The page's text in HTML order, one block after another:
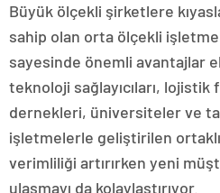
Büyük ölçekli şirketlere
sahip olan orta ölçekli
sayesinde önemli avantajlar
teknoloji sağlayıcıları,
dernekleri, üniversiteler ve
işletmelerle geliştirilen
verimliliği artırırken yeni
ulaşmayı da kolaylaştırıyor.